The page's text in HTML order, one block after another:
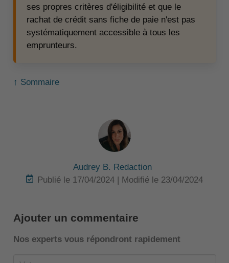
ses propres critères d'éligibilité et que le
rachat de crédit sans fiche de paie n'est pas
systématiquement accessible à tous les
emprunteurs.
↑ Sommaire
Audrey B. Redaction
Publié le 17/04/2024 | Modifié le 23/04/2024
Ajouter un commentaire
Nos experts vous répondront rapidement